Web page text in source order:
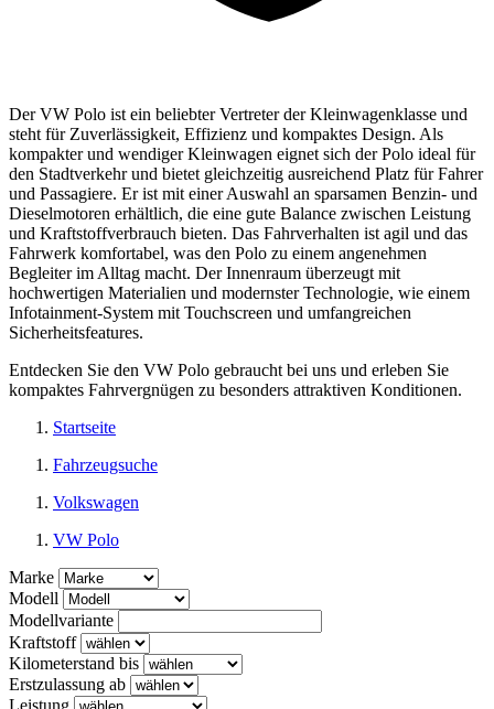
Der VW Polo ist ein beliebter Vertreter der Kleinwagenklasse und
steht für Zuverlässigkeit, Effizienz und kompaktes Design. Als
kompakter und wendiger Kleinwagen eignet sich der Polo ideal für
den Stadtverkehr und bietet gleichzeitig ausreichend Platz für Fahrer
und Passagiere. Er ist mit einer Auswahl an sparsamen Benzin- und
Dieselmotoren erhältlich, die eine gute Balance zwischen Leistung
und Kraftstoffverbrauch bieten. Das Fahrverhalten ist agil und das
Fahrwerk komfortabel, was den Polo zu einem angenehmen
Begleiter im Alltag macht. Der Innenraum überzeugt mit
hochwertigen Materialien und modernster Technologie, wie einem
Infotainment-System mit Touchscreen und umfangreichen
Sicherheitsfeatures.
Entdecken Sie den VW Polo gebraucht bei uns und erleben Sie
kompaktes Fahrvergnügen zu besonders attraktiven Konditionen.
Startseite
Fahrzeugsuche
Volkswagen
VW Polo
Marke
Modell
Modellvariante
Kraftstoff
Kilometerstand bis
Erstzulassung ab